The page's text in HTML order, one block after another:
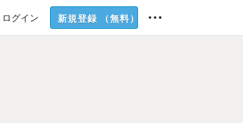
ログイン 新規登録 （無料）